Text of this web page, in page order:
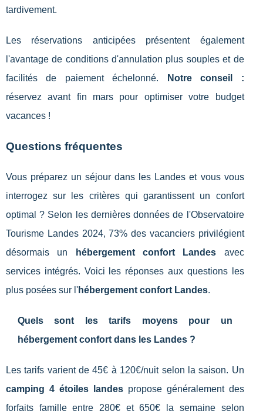
tardivement.
Les réservations anticipées présentent également
l'avantage de conditions d'annulation plus souples et de
facilités de paiement échelonné.
Notre conseil :
réservez avant fin mars pour optimiser votre budget
vacances !
Questions fréquentes
Vous préparez un séjour dans les Landes et vous vous
interrogez sur les critères qui garantissent un confort
optimal ? Selon les dernières données de l'Observatoire
Tourisme Landes 2024, 73% des vacanciers privilégient
désormais un
hébergement confort Landes avec
services intégrés. Voici les réponses aux questions les
plus posées sur l'hébergement confort Landes.
Quels sont les tarifs moyens pour un
hébergement confort dans les Landes ?
Les tarifs varient de 45€ à 120€/nuit selon la saison. Un
camping 4 étoiles landespropose généralement des
forfaits famille entre 280€ et 650€ la semaine selon